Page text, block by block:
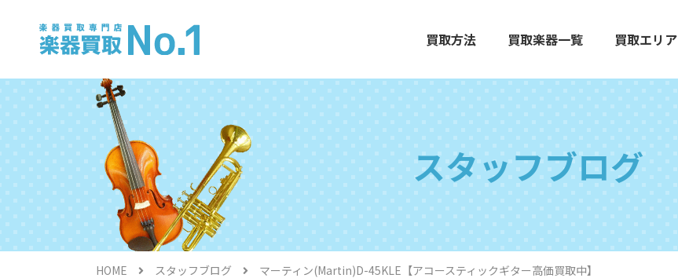
買取方法 買取楽器一覧 買取エリア
スタッフブログ
HOME スタッフブログ マーティン(Martin)D-45KLE【アコースティックギター高価買取中】